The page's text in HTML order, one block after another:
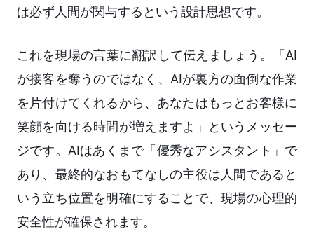
は必ず人間が関与するという設計思想です。
これを現場の言葉に翻訳して伝えましょう。「AI
が接客を奪うのではなく、AIが裏方の面倒な作業
を片付けてくれるから、あなたはもっとお客様に
笑顔を向ける時間が増えますよ」というメッセー
ジです。AIはあくまで「優秀なアシスタント」で
あり、最終的なおもてなしの主役は人間であると
いう立ち位置を明確にすることで、現場の心理的
安全性が確保されます。